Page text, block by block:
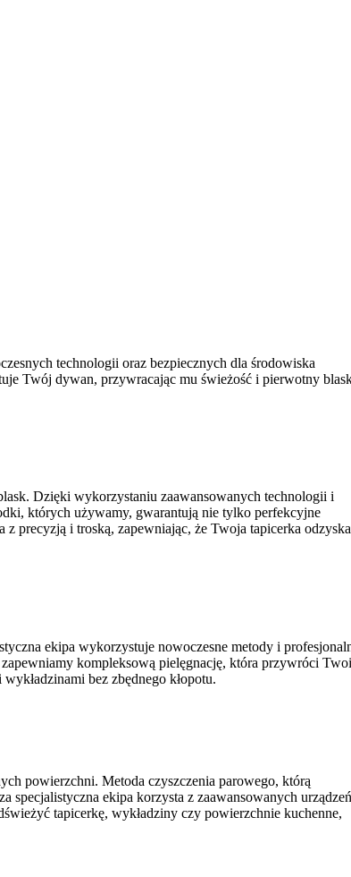
technologii oraz bezpiecznych dla środowiska
Twój dywan, przywracając mu świeżość i pierwotny
Dzięki wykorzystaniu zaawansowanych technologii i
których używamy, gwarantują nie tylko perfekcyjne
z precyzją i troską, zapewniając, że Twoja tapicerka odzyska
ekipa wykorzystuje nowoczesne metody i
kompleksową pielęgnację, która przywróci
bez zbędnego kłopotu.
powierzchni. Metoda czyszczenia parowego, którą
specjalistyczna ekipa korzysta z zaawansowanych
tapicerkę, wykładziny czy powierzchnie kuchenne,